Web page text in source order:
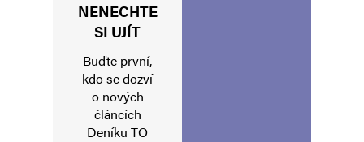
NENECHTE
SI UJÍT
Buďte první,
kdo se dozví
o nových
článcích
Deníku TO